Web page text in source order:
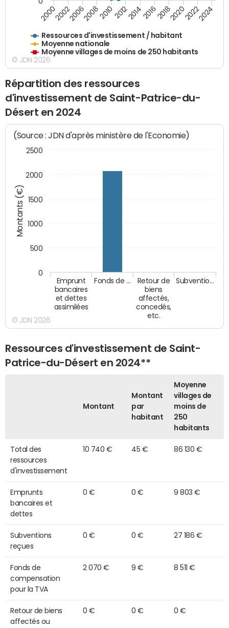
Ressources d'investissement / habitant
Moyenne nationale
Moyenne villages de moins de 250 habitants
200020022006200820102012201420162018202020222024
© JDN 2026
Répartition des ressources
d'investissement de Saint-Patrice-du-
Désert en 2024
Montants (€)
(Source : JDN d'après ministère de l'Economie)
Emprunt
bancaires
et dettes
assimilées
Fonds de …
Retour de
biens
affectés,
concedés,
etc.
Subventio…
0
500
1000
1500
2000
2500
© JDN 2026
Ressources d'investissement de Saint-
Patrice-du-Désert en 2024**
Montant
Montant
par
habitant
Moyenne
villages de
moins de
250
habitants
Total des
ressources
d'investissement
10 740 € 45 € 86 130 €
Emprunts
bancaires et
dettes
0 € 0 € 9 803 €
Subventions
reçues
0 € 0 € 27 186 €
Fonds de
compensation
pour la TVA
2 070 € 9 € 8 511 €
Retour de biens
affectés ou
0 € 0 € 0 €